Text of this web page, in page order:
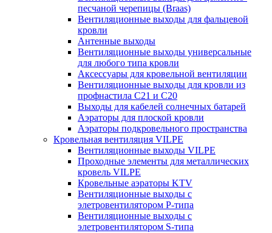
песчаной черепицы (Braas)
Вентиляционные выходы для фальцевой
кровли
Антенные выходы
Вентиляционные выходы универсальные
для любого типа кровли
Аксессуары для кровельной вентиляции
Вентиляционные выходы для кровли из
профнастила C21 и С20
Выходы для кабелей солнечных батарей
Аэраторы для плоской кровли
Аэраторы подкровельного пространства
Кровельная вентиляция VILPE
Вентиляционные выходы VILPE
Проходные элементы для металлических
кровель VILPE
Кровельные аэраторы KTV
Вентиляционные выходы с
элетровентилятором P-типа
Вентиляционные выходы с
элетровентилятором S-типа